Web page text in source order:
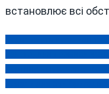
встановлює всі
Навігація
записів